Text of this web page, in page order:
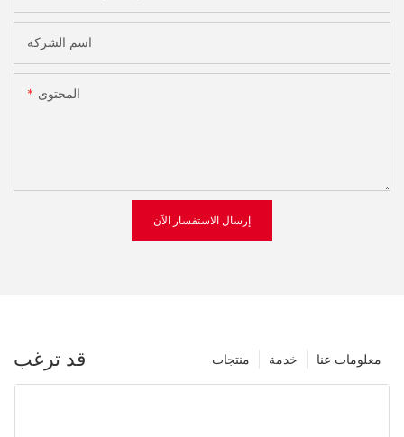
اسم الشركة
المحتوى
إرسال الاستفسار الآن
قد ترغب معلومات عنا خدمة منتجات